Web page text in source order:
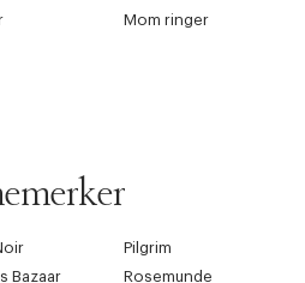
Mom ringer
Pilgrim
Bazaar
Rosemunde